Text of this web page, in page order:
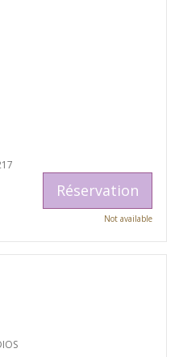
Réservation
Not available